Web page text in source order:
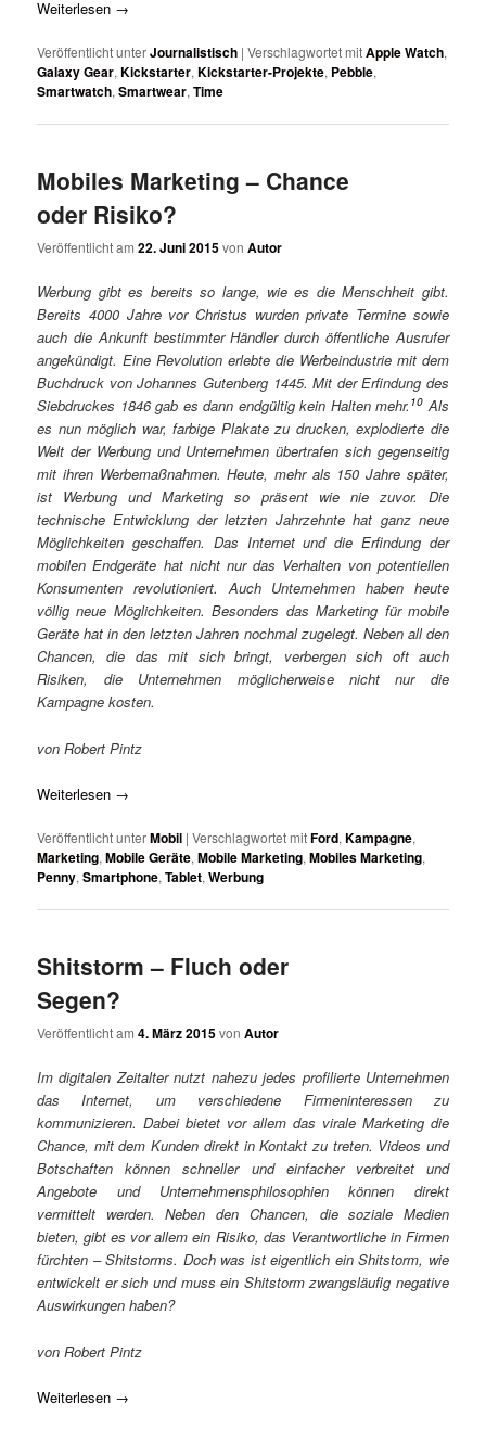
Weiterlesen →
Veröffentlicht unterJournalistisch |Verschlagwortet mitApple Watch,
Galaxy Gear,Kickstarter,Kickstarter-Projekte, Pebble,
Smartwatch,Smartwear,Time
Mobiles Marketing – Chance
oder Risiko?
Veröffentlicht am22. Juni 2015vonAutor
Werbung gibt es bereits so lange, wie es die Menschheit gibt.
Bereits 4000 Jahre vor Christus wurden private Termine sowie
auch die Ankunft bestimmter Händler durch öffentliche Ausrufer
angekündigt. Eine Revolution erlebte die Werbeindustrie mit dem
Buchdruck von Johannes Gutenberg 1445. Mit der Erfindung des
Siebdruckes 1846 gab es dann endgültig kein Halten mehr. 10 Als
es nun möglich war, farbige Plakate zu drucken, explodierte die
Welt der Werbung und Unternehmen übertrafen sich gegenseitig
mit ihren Werbemaßnahmen. Heute, mehr als 150 Jahre später,
ist Werbung und Marketing so präsent wie nie zuvor. Die
technische Entwicklung der letzten Jahrzehnte hat ganz neue
Möglichkeiten geschaffen. Das Internet und die Erfindung der
mobilen Endgeräte hat nicht nur das Verhalten von potentiellen
Konsumenten revolutioniert. Auch Unternehmen haben heute
völlig neue Möglichkeiten. Besonders das Marketing für mobile
Geräte hat in den letzten Jahren nochmal zugelegt. Neben all den
Chancen, die das mit sich bringt, verbergen sich oft auch
Risiken, die Unternehmen möglicherweise nicht nur die
Kampagne kosten.
von Robert Pintz
Weiterlesen →
Veröffentlicht unterMobil |Verschlagwortet mitFord,Kampagne,
Marketing,Mobile Geräte,Mobile Marketing,Mobiles Marketing,
Penny,Smartphone,Tablet,Werbung
Shitstorm – Fluch oder
Segen?
Veröffentlicht am4. März 2015vonAutor
Im digitalen Zeitalter nutzt nahezu jedes profilierte Unternehmen
das Internet, um verschiedene Firmeninteressen zu
kommunizieren. Dabei bietet vor allem das virale Marketing die
Chance, mit dem Kunden direkt in Kontakt zu treten. Videos und
Botschaften können schneller und einfacher verbreitet und
Angebote und Unternehmensphilosophien können direkt
vermittelt werden. Neben den Chancen, die soziale Medien
bieten, gibt es vor allem ein Risiko, das Verantwortliche in Firmen
fürchten – Shitstorms. Doch was ist eigentlich ein Shitstorm, wie
entwickelt er sich und muss ein Shitstorm zwangsläufig negative
Auswirkungen haben?
von Robert Pintz
Weiterlesen →